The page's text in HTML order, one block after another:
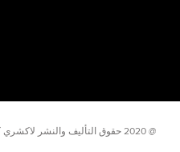
@ 2020 حقوق التأليف والنشر لاكشري كلوزيت